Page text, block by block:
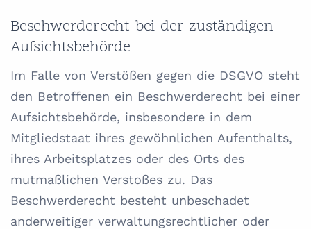
Beschwerde­recht bei der zuständigen
Aufsichts­behörde
Im Falle von Verstößen gegen die DSGVO steht
den Betroffenen ein Beschwerderecht bei einer
Aufsichtsbehörde, insbesondere in dem
Mitgliedstaat ihres gewöhnlichen Aufenthalts,
ihres Arbeitsplatzes oder des Orts des
mutmaßlichen Verstoßes zu. Das
Beschwerderecht besteht unbeschadet
anderweitiger verwaltungsrechtlicher oder